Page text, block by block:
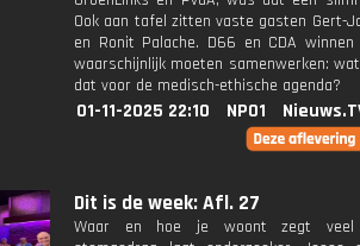
Ook aan tafel zitten vaste gasten Gert-
en Ronit Palache. D66 en CDA
waarschijnlijk moeten samenwerken:
dat voor de medisch-ethische agenda?
01-11-2025 22:10 NPO1
Dit is de week: Afl. 27
Waar en hoe je woont zegt